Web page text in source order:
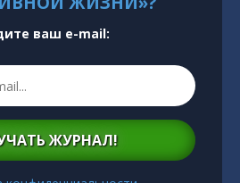
ваш e-mail:
ЖУРНАЛ!